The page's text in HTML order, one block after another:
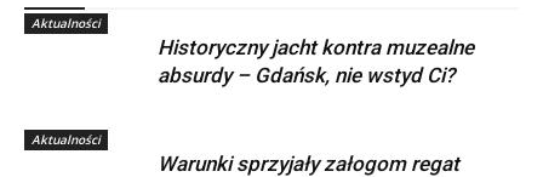
Aktualności
Historyczny jacht kontra muzealne
absurdy – Gdańsk, nie wstyd Ci?
Aktualności
Warunki sprzyjały załogom regat